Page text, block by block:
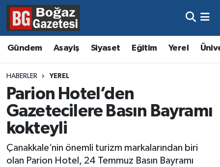
Gündem Asayiş Siyaset Eğitim Yerel
HABERLER YEREL
Parion Hotel’den
Gazetecilere Basın Bayramı
kokteyli
Çanakkale’nin önemli turizm markalarından biri
olan Parion Hotel, 24 Temmuz Basın Bayramı
Asayiş
Eğitim
Ekonomi
Gündem
Kültür ve Sanat
Magazin
Hava Durumu
Trafik Durumu
Süper Lig Puan Durumu ve Fikstür
Tüm Manşetler
Son Dakika Haberleri
Haber Arşivi